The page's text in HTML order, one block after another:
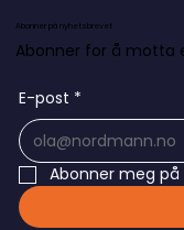
Abonner på nyhetsbrevet
Abonner for å motta
E-post *
Abonner meg